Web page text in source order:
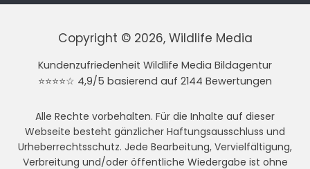
Copyright © 2026, Wildlife Media
Kundenzufriedenheit Wildlife Media Bildagentur
⭐⭐⭐⭐☆ 4,9/5 basierend auf 2144 Bewertungen
Alle Rechte vorbehalten. Für die Inhalte auf dieser
Webseite besteht gänzlicher Haftungsausschluss und
Urheberrechtsschutz. Jede Bearbeitung, Vervielfältigung,
Verbreitung und/oder öffentliche Wiedergabe ist ohne